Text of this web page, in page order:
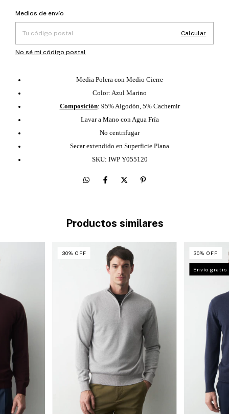
Entregas para el CP:
Medios de envío
Calcular
No sé mi código postal
Media Polera con Medio Cierre
Color: Azul Marino
Composición: 95% Algodón, 5% Cachemir
Lavar a Mano con Agua Fría
No centrifugar
Secar extendido en Superficie Plana
SKU: IWP Y055120
Productos similares
30% OFF 30%OFF
Envío gratis